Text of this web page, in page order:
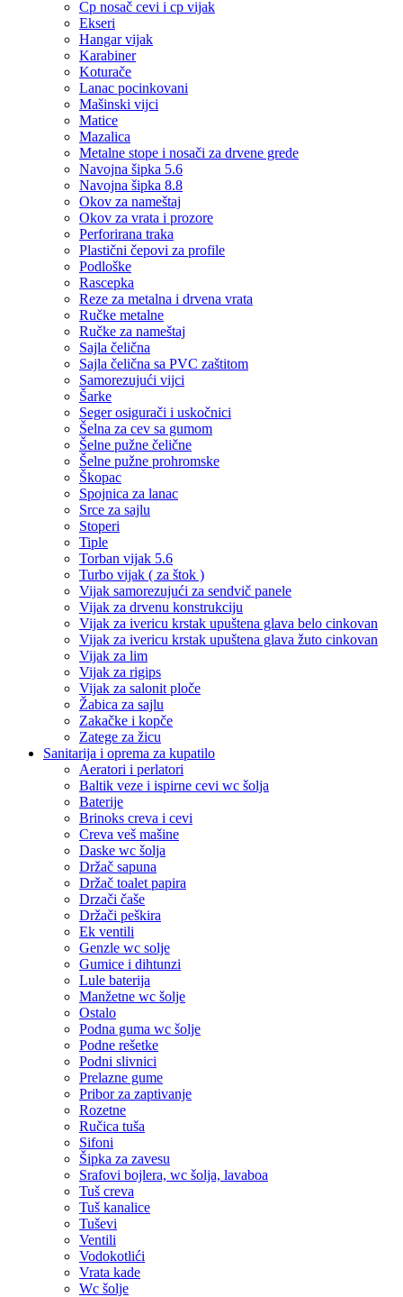
Cp nosač cevi i cp vijak
Ekseri
Hangar vijak
Karabiner
Koturače
Lanac pocinkovani
Mašinski vijci
Matice
Mazalica
Metalne stope i nosači za drvene grede
Navojna šipka 5.6
Navojna šipka 8.8
Okov za nameštaj
Okov za vrata i prozore
Perforirana traka
Plastični čepovi za profile
Podloške
Rascepka
Reze za metalna i drvena vrata
Ručke metalne
Ručke za nameštaj
Sajla čelična
Sajla čelična sa PVC zaštitom
Samorezujući vijci
Šarke
Seger osigurači i uskočnici
Šelna za cev sa gumom
Šelne pužne čelične
Šelne pužne prohromske
Škopac
Spojnica za lanac
Srce za sajlu
Stoperi
Tiple
Torban vijak 5.6
Turbo vijak ( za štok )
Vijak samorezujući za sendvič panele
Vijak za drvenu konstrukciju
Vijak za ivericu krstak upuštena glava belo cinkovan
Vijak za ivericu krstak upuštena glava žuto cinkovan
Vijak za lim
Vijak za rigips
Vijak za salonit ploče
Žabica za sajlu
Zakačke i kopče
Zatege za žicu
Sanitarija i oprema za kupatilo
Aeratori i perlatori
Baltik veze i ispirne cevi wc šolja
Baterije
Brinoks creva i cevi
Creva veš mašine
Daske wc šolja
Držač sapuna
Držač toalet papira
Drzači čaše
Držači peškira
Ek ventili
Genzle wc solje
Gumice i dihtunzi
Lule baterija
Manžetne wc šolje
Ostalo
Podna guma wc šolje
Podne rešetke
Podni slivnici
Prelazne gume
Pribor za zaptivanje
Rozetne
Ručica tuša
Sifoni
Šipka za zavesu
Srafovi bojlera, wc šolja, lavaboa
Tuš creva
Tuš kanalice
Tuševi
Ventili
Vodokotlići
Vrata kade
Wc šolje